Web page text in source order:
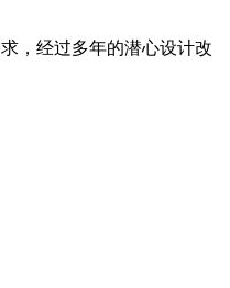
，经过多年的潜心设计改